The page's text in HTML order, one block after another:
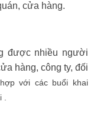
cửa hàng.
được nhiều người
hàng, công ty, đối
với các buổi khai